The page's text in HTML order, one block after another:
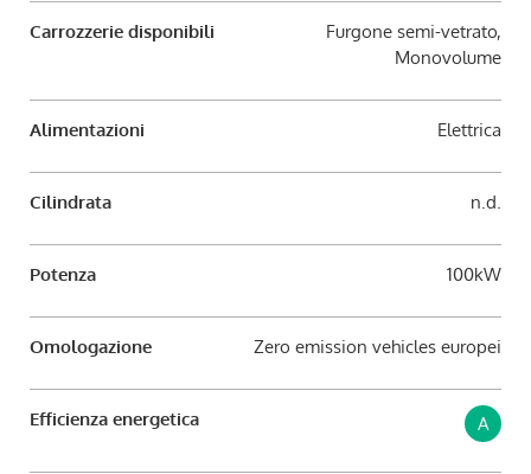
Carrozzerie disponibili
Furgone semi-vetrato,
Monovolume
Alimentazioni Elettrica
Cilindrata n.d.
Potenza 100kW
Omologazione Zero emission vehicles europei
Efficienza energetica A